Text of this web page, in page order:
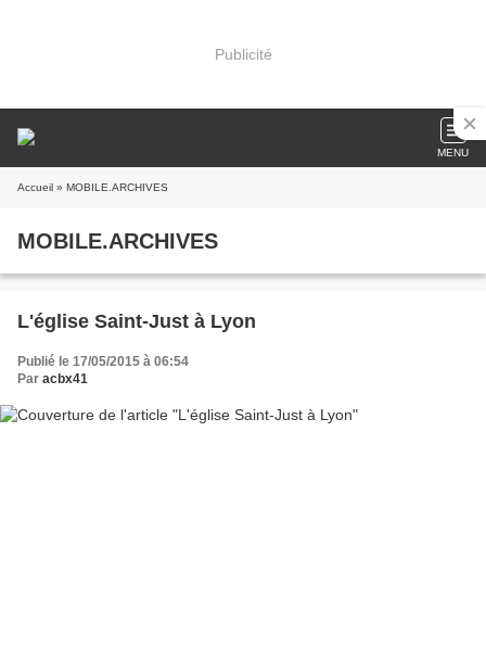
Publicité
MENU
Accueil » MOBILE.ARCHIVES
MOBILE.ARCHIVES
L'église Saint-Just à Lyon
Publié le 17/05/2015 à 06:54
Par acbx41